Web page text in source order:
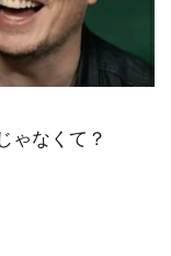
ゃなくて？